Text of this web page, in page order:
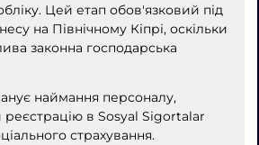
Цей етап обов'язковий під
на Північному Кіпрі, оскільки
законна господарська
наймання персоналу,
реєстрацію в Sosyal Sigortalar
страхування.